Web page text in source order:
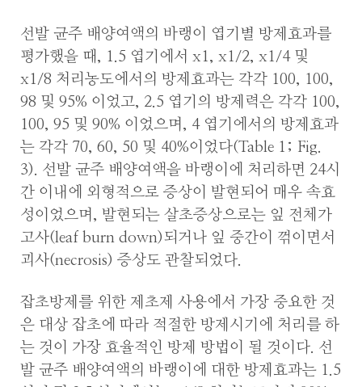
선발 균주 배양여액의 바랭이 엽기별 방제효과를
평가했을 때, 1.5 엽기에서 x1, x1/2, x1/4 및
x1/8 처리농도에서의 방제효과는 각각 100, 100,
98 및 95% 이었고, 2.5 엽기의 방제력은 각각 100,
100, 95 및 90% 이었으며, 4 엽기에서의 방제효과
는 각각 70, 60, 50 및 40%이었다(Table 1; Fig.
3). 선발 균주 배양여액을 바랭이에 처리하면 24시
간 이내에 외형적으로 증상이 발현되어 매우 속효
성이었으며, 발현되는 살초증상으로는 잎 전체가
고사(leaf burn down)되거나 잎 중간이 꺾이면서
괴사(necrosis) 증상도 관찰되었다.
잡초방제를 위한 제초제 사용에서 가장 중요한 것
은 대상 잡초에 따라 적절한 방제시기에 처리를 하
는 것이 가장 효율적인 방제 방법이 될 것이다. 선
발 균주 배양여액의 바랭이에 대한 방제효과는 1.5